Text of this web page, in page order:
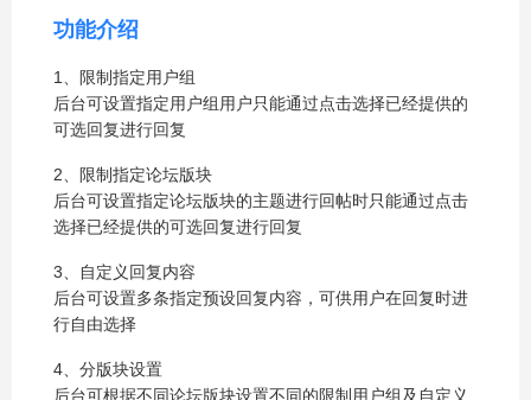
功能介绍
1、限制指定用户组
后台可设置指定用户组用户只能通过点击选择已经提供的
可选回复进行回复
2、限制指定论坛版块
后台可设置指定论坛版块的主题进行回帖时只能通过点击
选择已经提供的可选回复进行回复
3、自定义回复内容
后台可设置多条指定预设回复内容，可供用户在回复时进
行自由选择
4、分版块设置
后台可根据不同论坛版块设置不同的限制用户组及自定义